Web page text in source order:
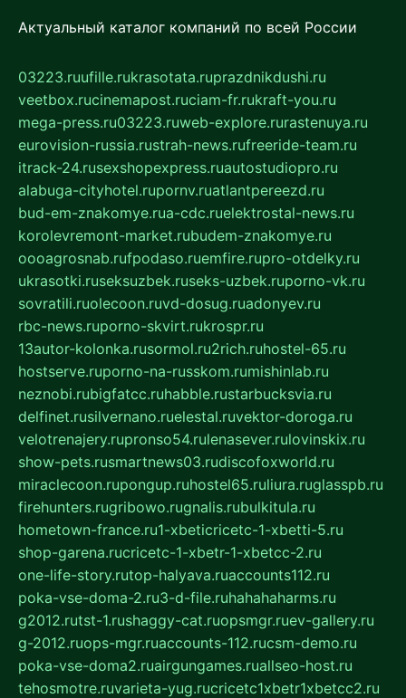
Актуальный каталог компаний по всей России
03223.ruufille.rukrasotata.ruprazdnikdushi.ru
veetbox.rucinemapost.ruciam-fr.rukraft-you.ru
mega-press.ru03223.ruweb-explore.rurastenuya.ru
eurovision-russia.rustrah-news.rufreeride-team.ru
itrack-24.rusexshopexpress.ruautostudiopro.ru
alabuga-cityhotel.rupornv.ruatlantpereezd.ru
bud-em-znakomye.rua-cdc.ruelektrostal-news.ru
korolevremont-market.rubudem-znakomye.ru
oooagrosnab.rufpodaso.ruemfire.rupro-otdelky.ru
ukrasotki.ruseksuzbek.ruseks-uzbek.ruporno-vk.ru
sovratili.ruolecoon.ruvd-dosug.ruadonyev.ru
rbc-news.ruporno-skvirt.rukrospr.ru
13autor-kolonka.rusormol.ru2rich.ruhostel-65.ru
hostserve.ruporno-na-russkom.rumishinlab.ru
neznobi.rubigfatcc.ruhabble.rustarbucksvia.ru
delfinet.rusilvernano.ruelestal.ruvektor-doroga.ru
velotrenajery.rupronso54.rulenasever.rulovinskix.ru
show-pets.rusmartnews03.rudiscofoxworld.ru
miraclecoon.rupongup.ruhostel65.ruliura.ruglasspb.ru
firehunters.rugribowo.rugnalis.rubulkitula.ru
hometown-france.ru1-xbeticricetc-1-xbetti-5.ru
shop-garena.rucricetc-1-xbetr-1-xbetcc-2.ru
one-life-story.rutop-halyava.ruaccounts112.ru
poka-vse-doma-2.ru3-d-file.ruhahahaharms.ru
g2012.rutst-1.rushaggy-cat.ruopsmgr.ruev-gallery.ru
g-2012.ruops-mgr.ruaccounts-112.rucsm-demo.ru
poka-vse-doma2.ruairgungames.ruallseo-host.ru
tehosmotre.ruvarieta-yug.rucricetc1xbetr1xbetcc2.ru